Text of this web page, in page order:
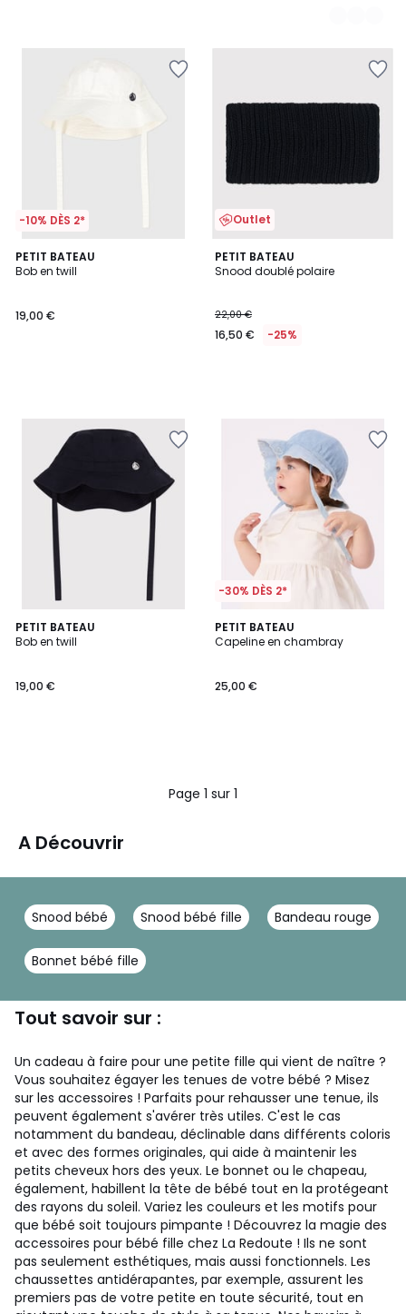
-10% DÈS 2*
PETIT BATEAU
Bob en twill
19,00 €
Outlet
PETIT BATEAU
Snood doublé polaire
22,00 €
16,50 € -25%
PETIT BATEAU
Bob en twill
19,00 €
-30% DÈS 2*
PETIT BATEAU
Capeline en chambray
25,00 €
Page 1 sur 1
A Découvrir
Snood bébé Snood bébé fille Bandeau rouge
Bonnet bébé fille
Tout savoir sur :
Un cadeau à faire pour une petite fille qui vient de naître ?
Vous souhaitez égayer les tenues de votre bébé ? Misez
sur les accessoires ! Parfaits pour rehausser une tenue, ils
peuvent également s'avérer très utiles. C'est le cas
notamment du bandeau, déclinable dans différents coloris
et avec des formes originales, qui aide à maintenir les
petits cheveux hors des yeux. Le bonnet ou le chapeau,
également, habillent la tête de bébé tout en la protégeant
des rayons du soleil. Variez les couleurs et les motifs pour
que bébé soit toujours pimpante ! Découvrez la magie des
accessoires pour bébé fille chez La Redoute ! Ils ne sont
pas seulement esthétiques, mais aussi fonctionnels. Les
chaussettes antidérapantes, par exemple, assurent les
premiers pas de votre petite en toute sécurité, tout en